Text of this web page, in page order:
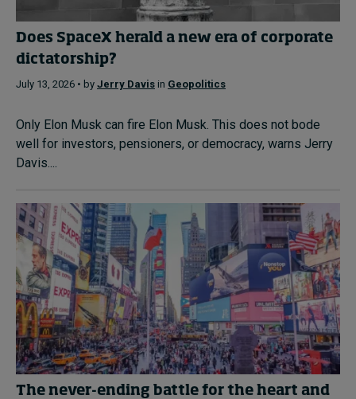
Does SpaceX herald a new era of corporate
dictatorship?
July 13, 2026 • by Jerry Davis in Geopolitics
Only Elon Musk can fire Elon Musk. This does not bode
well for investors, pensioners, or democracy, warns Jerry
Davis....
The never-ending battle for the heart and